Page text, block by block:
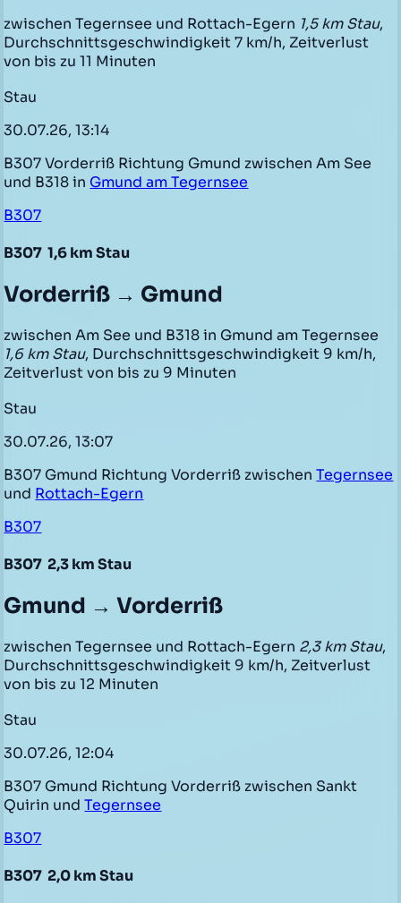
zwischen Tegernsee und Rottach-Egern 1,5 km Stau,
Durchschnittsgeschwindigkeit 7 km/h, Zeitverlust
von bis zu 11 Minuten
Stau
30.07.26, 13:14
B307 Vorderriß Richtung Gmund zwischen Am See
und B318 in Gmund am Tegernsee
B307
B307 1,6 km Stau
Vorderriß → Gmund
zwischen Am See und B318 in Gmund am Tegernsee
1,6 km Stau, Durchschnittsgeschwindigkeit 9 km/h,
Zeitverlust von bis zu 9 Minuten
Stau
30.07.26, 13:07
B307 Gmund Richtung Vorderriß zwischenTegernsee
und Rottach-Egern
B307
B307 2,3 km Stau
Gmund → Vorderriß
zwischen Tegernsee und Rottach-Egern 2,3 km Stau,
Durchschnittsgeschwindigkeit 9 km/h, Zeitverlust
von bis zu 12 Minuten
Stau
30.07.26, 12:04
B307 Gmund Richtung Vorderriß zwischen Sankt
Quirin undTegernsee
B307
B307 2,0 km Stau